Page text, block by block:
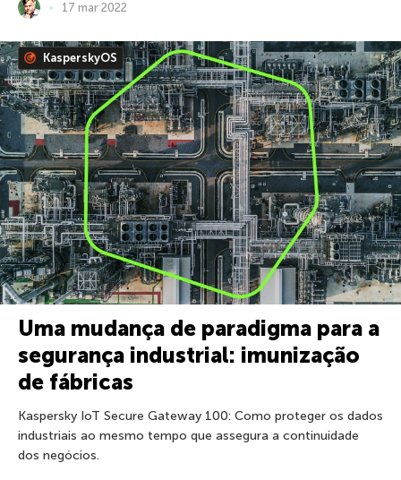
17 mar 2022
KasperskyOS
Uma mudança de paradigma para a
segurança industrial: imunização
de fábricas
Kaspersky IoT Secure Gateway 100: Como proteger os dados
industriais ao mesmo tempo que assegura a continuidade
dos negócios.